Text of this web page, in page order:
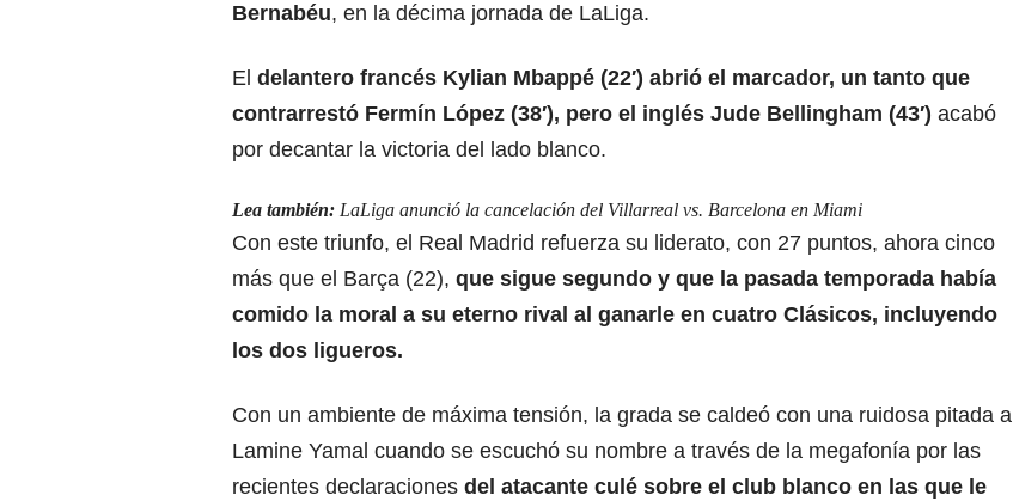
Bernabéu, en la décima jornada de LaLiga.
El delantero francés Kylian Mbappé (22′) abrió el marcador, un tanto que
contrarrestó Fermín López (38′), pero el inglés Jude Bellingham (43′) acabó
por decantar la victoria del lado blanco.
Lea también: LaLiga anunció la cancelación del Villarreal vs. Barcelona en Miami
Con este triunfo, el Real Madrid refuerza su liderato, con 27 puntos, ahora cinco
más que el Barça (22), que sigue segundo y que la pasada temporada había
comido la moral a su eterno rival al ganarle en cuatro Clásicos, incluyendo
los dos ligueros.
Con un ambiente de máxima tensión, la grada se caldeó con una ruidosa pitada a
Lamine Yamal cuando se escuchó su nombre a través de la megafonía por las
recientes declaraciones del atacante culé sobre el club blanco en las que le